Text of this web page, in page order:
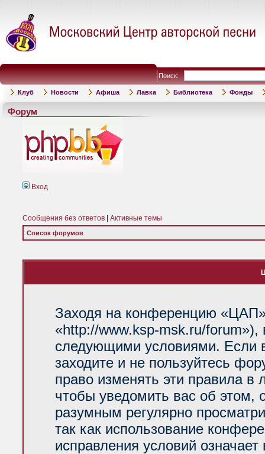
Поиск:
Клуб Новости Афиша Лавка Библиотека Фонды
Форум
Вход
Сообщения без ответов Активные темы
Список форумов
Заходя на конференцию
«http://www.ksp-msk.ru/forum»),
следующими условиями. Если
заходите и не пользуйтесь
право изменять эти правила
чтобы уведомить вас об
разумным регулярно
так как использование
исправления условий